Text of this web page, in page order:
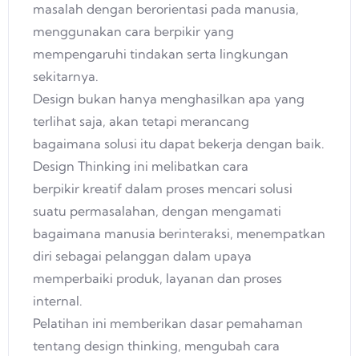
masalah dengan berorientasi pada manusia,
menggunakan cara berpikir yang
mempengaruhi tindakan serta lingkungan
sekitarnya.
Design bukan hanya menghasilkan apa yang
terlihat saja, akan tetapi merancang
bagaimana solusi itu dapat bekerja dengan baik.
Design Thinking ini melibatkan cara
berpikir kreatif dalam proses mencari solusi
suatu permasalahan, dengan mengamati
bagaimana manusia berinteraksi, menempatkan
diri sebagai pelanggan dalam upaya
memperbaiki produk, layanan dan proses
internal.
Pelatihan ini memberikan dasar pemahaman
tentang design thinking, mengubah cara